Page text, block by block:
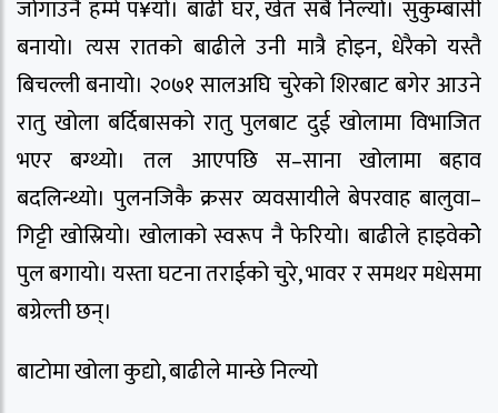
जोगाउनै हम्मे प¥यो। बाढी घर, खेत सबै निल्यो। सुकुम्बासी
बनायो। त्यस रातको बाढीले उनी मात्रै होइन, धेरैको यस्तै
बिचल्ली बनायो। २०७१ सालअघि चुरेको शिरबाट बगेर आउने
रातु खोला बर्दिबासको रातु पुलबाट दुई खोलामा विभाजित
भएर बग्थ्यो। तल आएपछि स–साना खोलामा बहाव
बदलिन्थ्यो। पुलनजिकै क्रसर व्यवसायीले बेपरवाह बालुवा–
गिट्टी खोस्रियो। खोलाको स्वरूप नै फेरियो। बाढीले हाइवेकोे
पुल बगायो। यस्ता घटना तराईको चुरे, भावर र समथर मधेसमा
बग्रेल्ती छन्।
बाटोमा खोला कुद्यो, बाढीले मान्छे निल्यो